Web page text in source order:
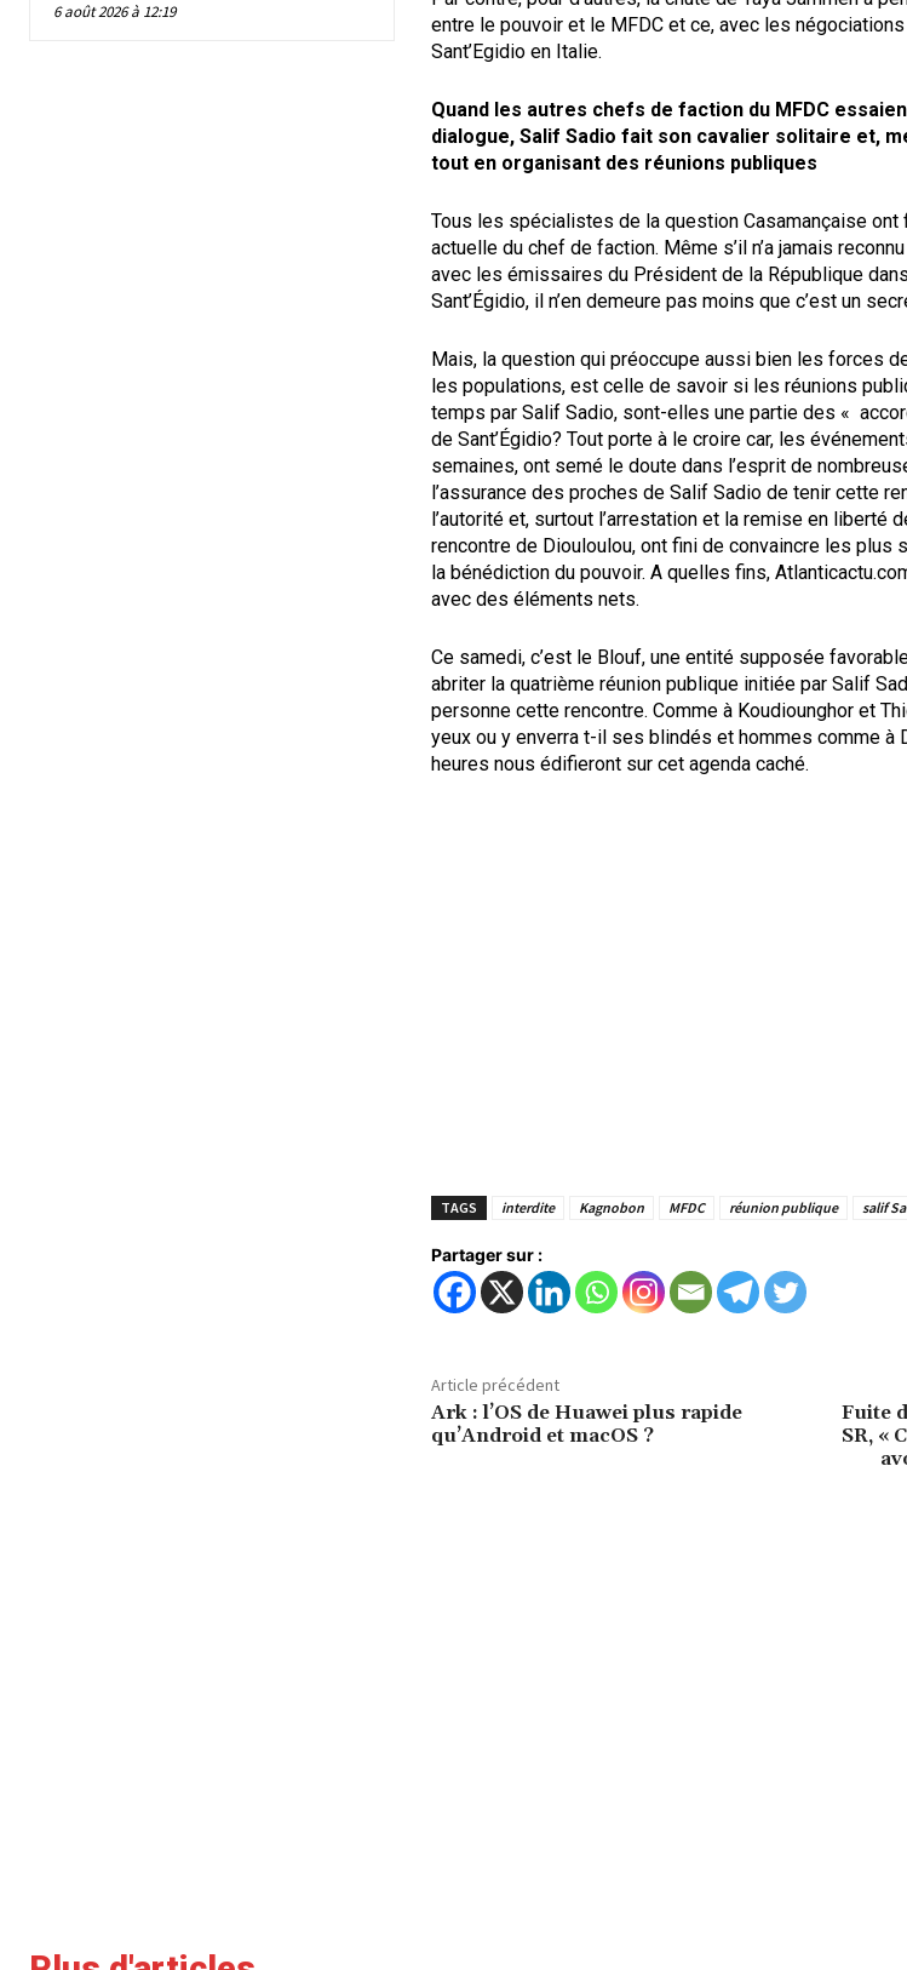
6 août 2026 à 12:19
entre le pouvoir et le MFDC et ce, avec les
Sant’Egidio en Italie.
Quand les autres chefs de faction du MFDC
dialogue, Salif Sadio fait son cavalier solitaire et,
tout en organisant des réunions publiques
Tous les spécialistes de la question Casamançaise
actuelle du chef de faction. Même s’il n’a jamais
avec les émissaires du Président de la République
Sant’Égidio, il n’en demeure pas moins que c’est un
Mais, la question qui préoccupe aussi bien les forces
les populations, est celle de savoir si les réunions
temps par Salif Sadio, sont-elles une partie des «
de Sant’Égidio? Tout porte à le croire car, les
semaines, ont semé le doute dans l’esprit de
l’assurance des proches de Salif Sadio de tenir cette
l’autorité et, surtout l’arrestation et la remise en liberté
rencontre de Diouloulou, ont fini de convaincre les plus
la bénédiction du pouvoir. A quelles fins,
avec des éléments nets.
Ce samedi, c’est le Blouf, une entité supposée
abriter la quatrième réunion publique initiée par Salif
personne cette rencontre. Comme à Koudiounghor et
yeux ou y enverra t-il ses blindés et hommes comme à
heures nous édifieront sur cet agenda caché.
TAGS interdite Kagnobon MFDC réunion publique salif
Partager sur :
Article précédent
Ark : l’OS de Huawei plus rapide
qu’Android et macOS ?
Fuite
SR, «